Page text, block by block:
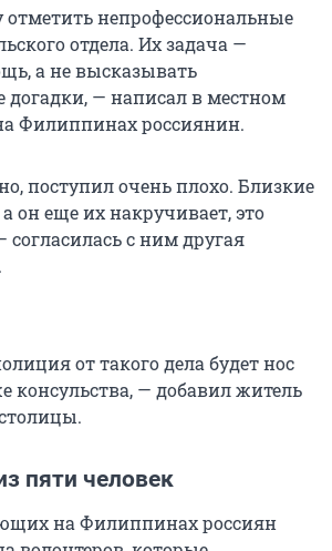
отметить непрофессиональные
отдела. Их задача —
а не высказывать
догадки, — написал в местном
Филиппинах россиянин.
поступил очень плохо. Близкие
он еще их накручивает, это
согласилась с ним другая
от такого дела будет нос
консульства, — добавил житель
пяти человек
на Филиппинах россиян